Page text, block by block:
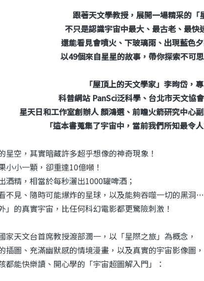
跟著天文學教授，展開一場精采的「
不只是認識宇宙中最大、最古老、最快
還能看見會噴火、下玻璃雨、出現藍色
以49個來自星星的故事，帶你探索不可
「屋頂上的天文學家」李昫岱，
科普網站 PanSci泛科學、台北市天文協
星天日和工作室創辦人 顏鴻選、前瞻火箭研究中
「這本書蒐集了宇宙中，當前我們所知最令
星空，其實暗藏許多超乎想像的神奇現象！
小小一顆，卻重達10億噸！
酒精，相當於每秒灑出1000罐啤酒；
不見、隨時可能爆炸的星球，以及能夠吞噬一切的黑
」的真實宇宙，比任何科幻電影都更驚險刺激！
家天文台首席教授渡部潤一，以「星際之旅」為概念，
插圖、充滿幽默感的情境漫畫，以及真實的宇宙影像圖，
都能快樂讀、開心學的「宇宙超圖解入門」：